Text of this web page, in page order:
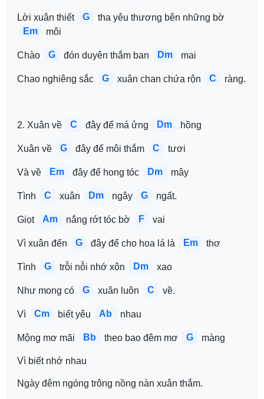
Lời xuân thiết G
tha yêu thương bên những bờ
Em
môi
Chào G đón duyên thắm ban Dm mai
Chao nghiêng sắc G xuân chan chứa rộn C ràng.
2. Xuân về C đây để má ửng Dm hồng
Xuân về G đây để môi thắm C tươi
Và về Em đây để hong tóc Dm mây
Tình C xuân Dm ngây G ngất.
Giọt Am nắng rớt tóc bờ F vai
Vì xuân đến G đây để cho hoa lá là Em thơ
Tình G trỗi nỗi nhớ xôn Dm xao
Như mong có G xuân luôn C về.
Vì Cm biết yêu Ab nhau
Mộng mơ mãi Bb theo bao đêm mơ G màng
Vì biết nhớ nhau
Ngày đêm ngóng trông nồng nàn xuân thắm.